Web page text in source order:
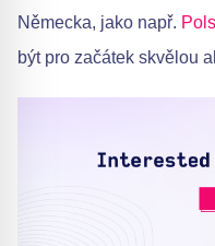
Německa, jako např.
být pro začátek skvělou